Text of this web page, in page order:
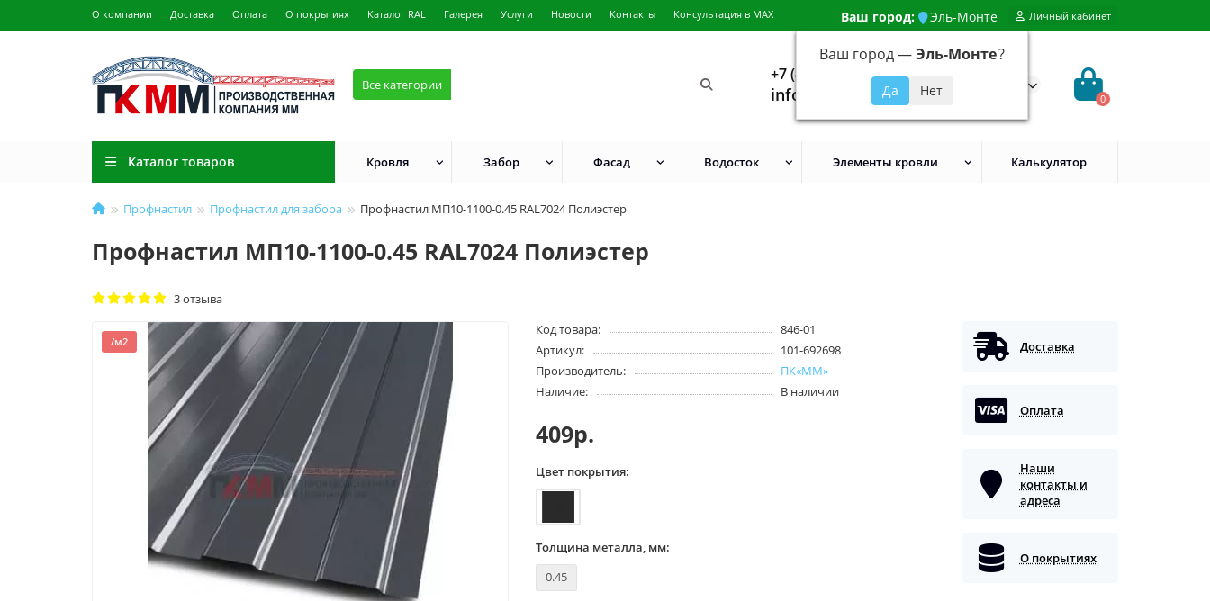
О компании Доставка Оплата О покрытиях Каталог RAL Галерея Услуги Новости Контакты Консультация в MAX Ваш город: Эль-Монте
Ваш город —Эль-Монте?
Личный кабинет
Все категории
+7 (499) 648-92-94
info@evroshtaketnikmoskva.ru 0
Каталог товаров Кровля Забор Фасад Водосток Элементы кровли Калькулятор
Профнастил Профнастил для забора Профнастил МП10-1100-0.45 RAL7024 Полиэстер
Профнастил МП10-1100-0.45 RAL7024 Полиэстер
3 отзыва
/м2
Код товара:
846-01
Артикул:
101-692698
Производитель:
ПК«ММ»
Наличие:
В наличии
409р.
Цвет покрытия:
Толщина металла, мм:
0.45
Доставка
Оплата
Наши
контакты и
адреса
О покрытиях